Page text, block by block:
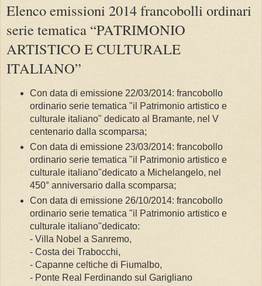
Elenco emissioni 2014 francobolli ordinari
serie tematica “PATRIMONIO
ARTISTICO E CULTURALE
ITALIANO”
Con data di emissione 22/03/2014: francobollo
ordinario serie tematica "il Patrimonio artistico e
culturale italiano" dedicato al Bramante, nel V
centenario dalla scomparsa;
Con data di emissione 23/03/2014: francobollo
ordinario serie tematica "il Patrimonio artistico e
culturale italiano"dedicato a Michelangelo, nel
450° anniversario dalla scomparsa;
Con data di emissione 26/10/2014: francobollo
ordinario serie tematica "il Patrimonio artistico e
culturale italiano"dedicato:
- Villa Nobel a Sanremo,
- Costa dei Trabocchi,
- Capanne celtiche di Fiumalbo,
- Ponte Real Ferdinando sul Garigliano